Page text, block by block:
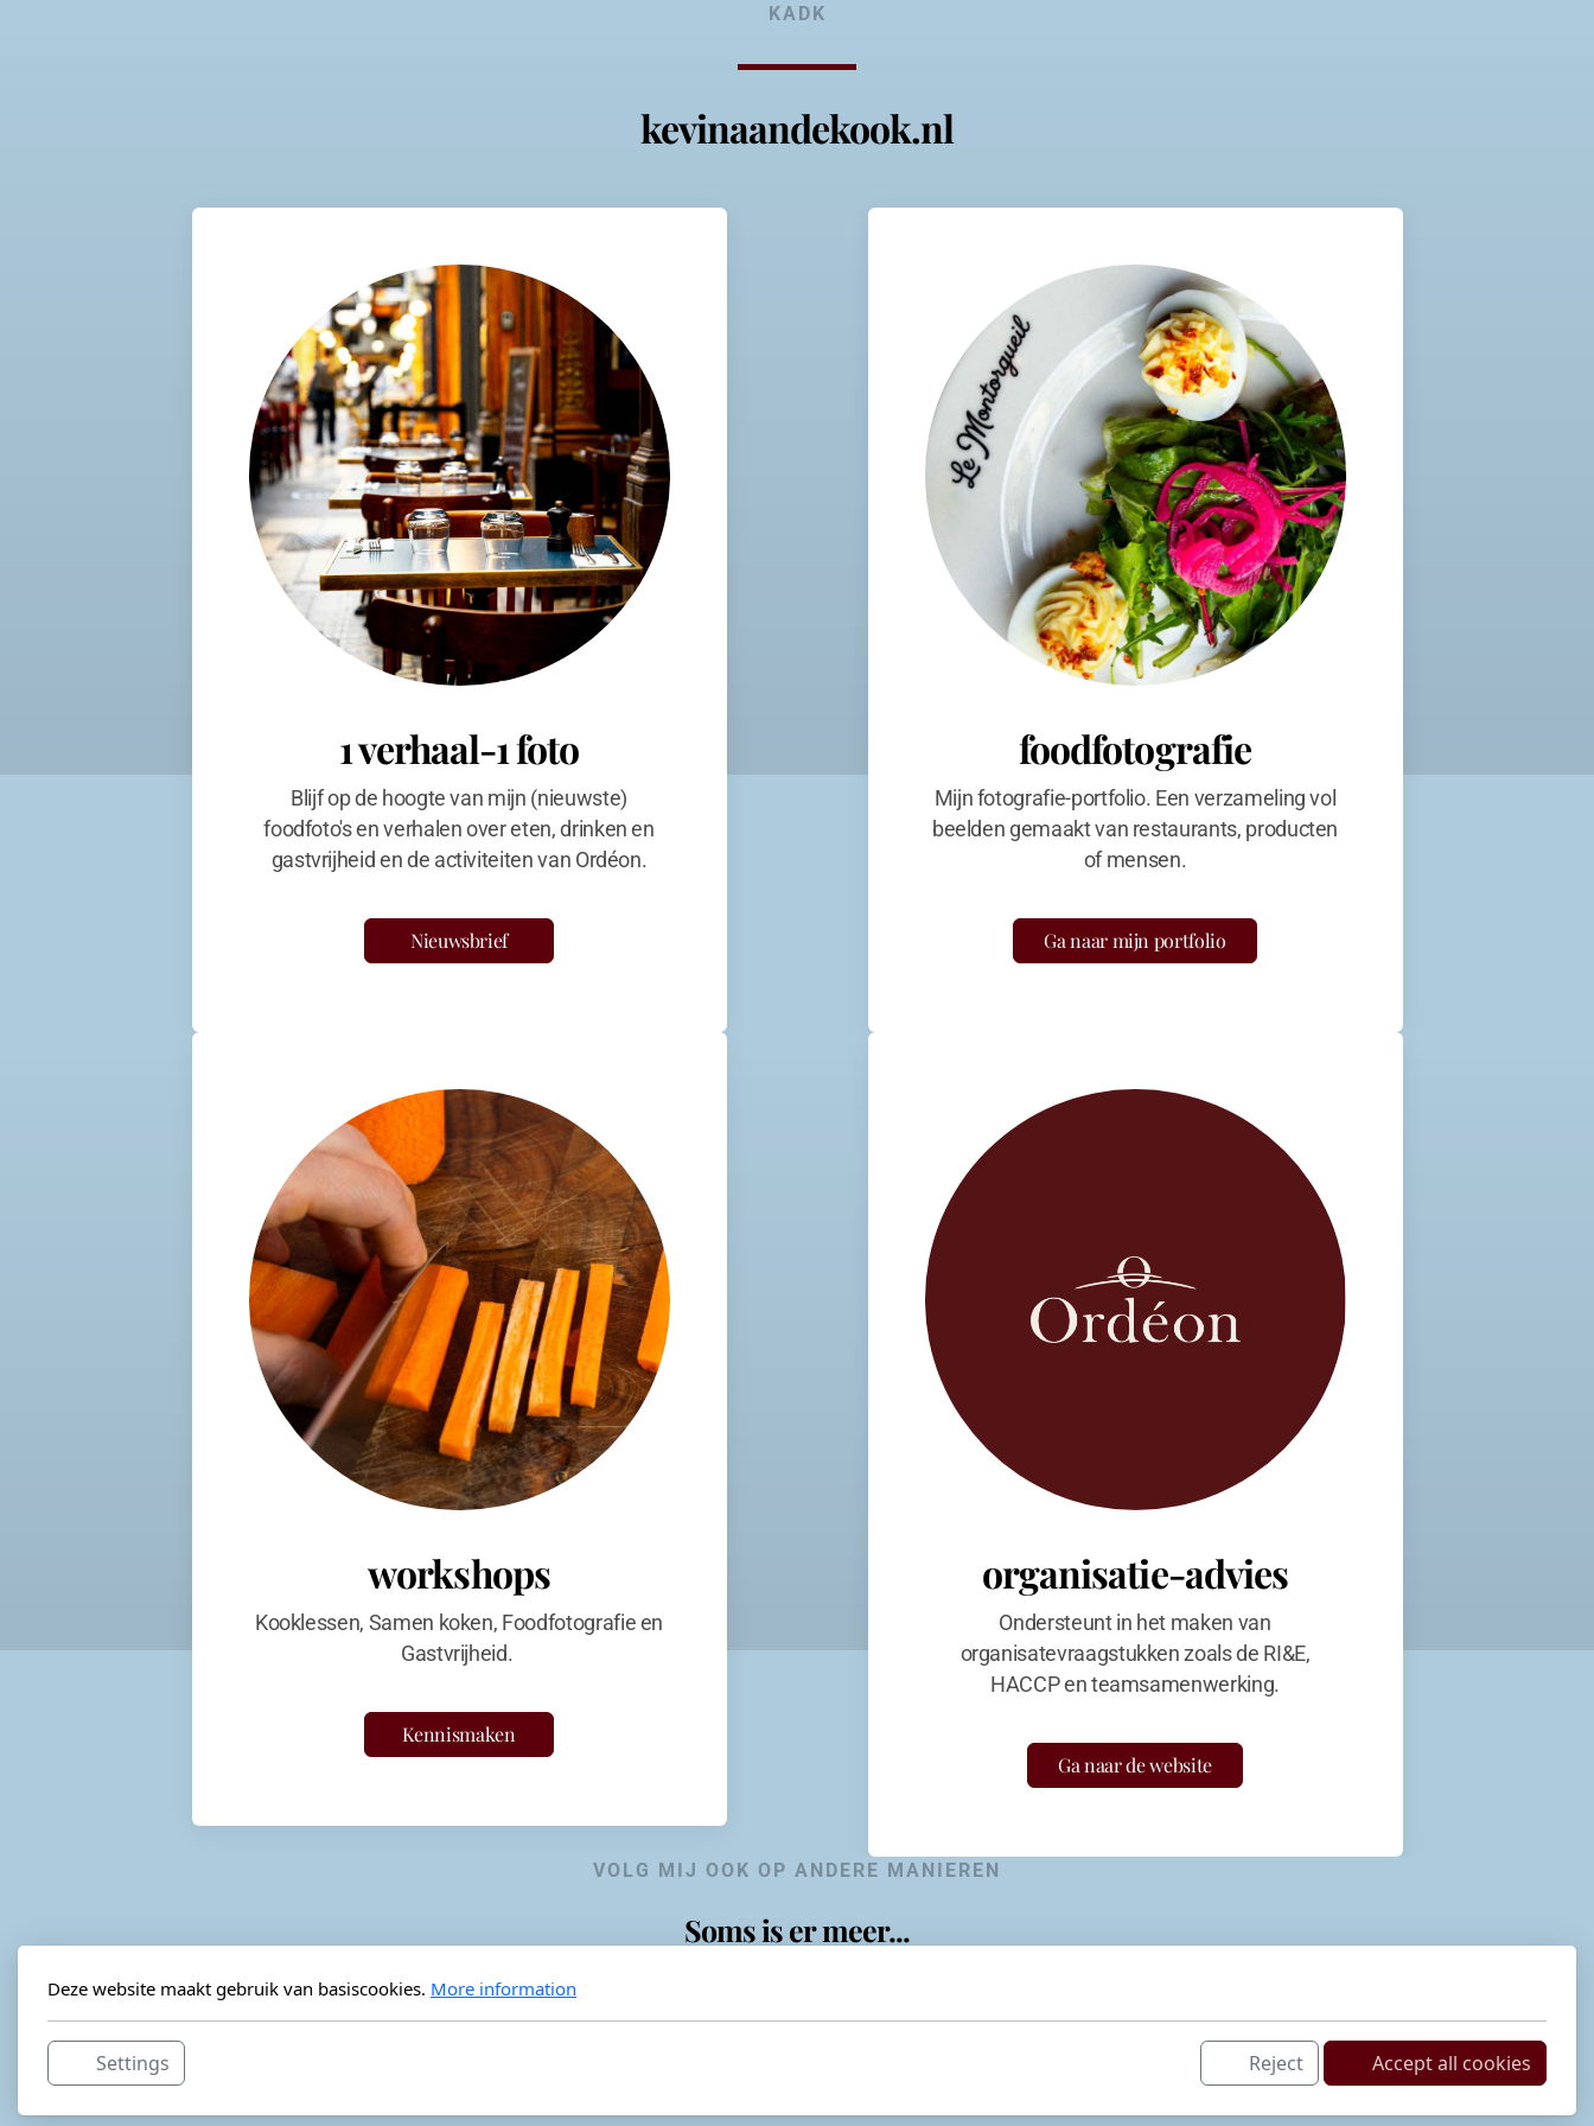
KADK
kevinaandekook.nl
1 verhaal-1 foto
Blijf op de hoogte van mijn (nieuwste)
foodfoto's en verhalen over eten, drinken en
gastvrijheid en de activiteiten van Ordéon.
Nieuwsbrief
foodfotografie
Mijn fotografie-portfolio. Een verzameling vol
beelden gemaakt van restaurants, producten
of mensen.
Ga naar mijn portfolio
workshops
Kooklessen, Samen koken, Foodfotografie en
Gastvrijheid.
Kennismaken
organisatie-advies
Ondersteunt in het maken van
organisatevraagstukken zoals de RI&E,
HACCP en teamsamenwerking.
Ga naar de website
VOLG MIJ OOK OP ANDERE MANIEREN
Soms is er meer...
Deze website maakt gebruik van basiscookies. More information
Settings Reject Accept all cookies